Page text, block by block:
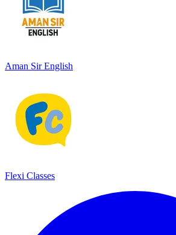
Aman Sir English
Flexi Classes